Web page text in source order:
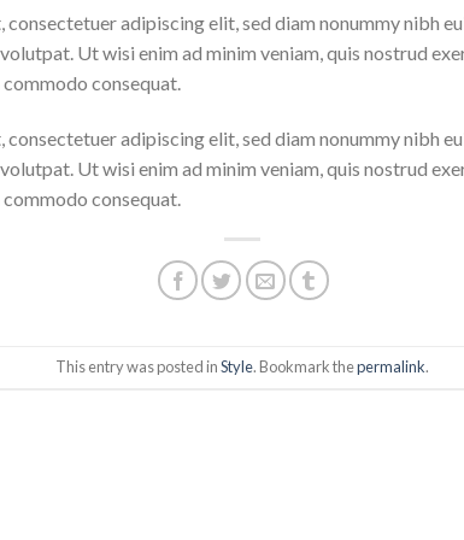
consectetuer adipiscing elit, sed diam nonummy nibh
Ut wisi enim ad minim veniam, quis nostrud
consequat.
consectetuer adipiscing elit, sed diam nonummy nibh
Ut wisi enim ad minim veniam, quis nostrud
consequat.
This entry was posted inStyle. Bookmark thepermalink.